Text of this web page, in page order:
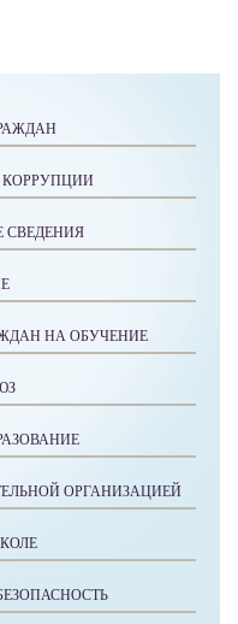
КОРРУПЦИИ
СВЕДЕНИЯ
НА ОБУЧЕНИЕ
ОРГАНИЗАЦИЕЙ